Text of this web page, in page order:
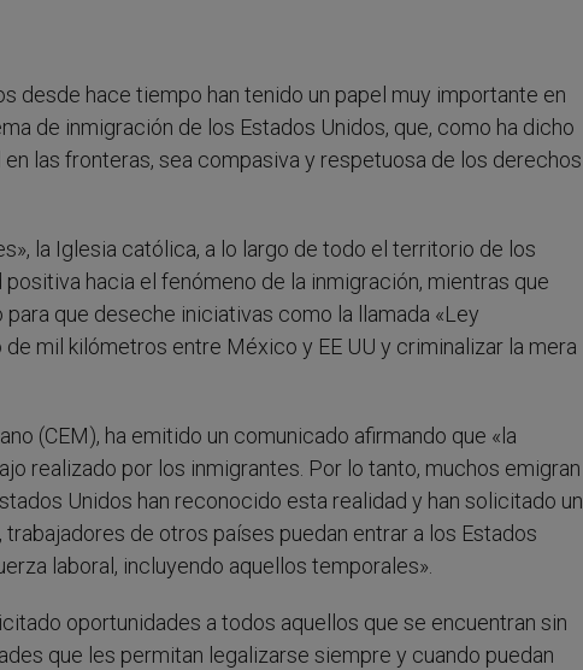
desde hace tiempo han tenido un papel muy importante en
de inmigración de los Estados Unidos, que, como ha dicho
las fronteras, sea compasiva y respetuosa de los derechos
la Iglesia católica, a lo largo de todo el territorio de los
hacia el fenómeno de la inmigración, mientras que
que deseche iniciativas como la llamada «Ley
mil kilómetros entre México y EE UU y criminalizar la mera
(CEM), ha emitido un comunicado afirmando que «la
realizado por los inmigrantes. Por lo tanto, muchos emigran
Unidos han reconocido esta realidad y han solicitado un
de otros países puedan entrar a los Estados
laboral, incluyendo aquellos temporales».
oportunidades a todos aquellos que se encuentran sin
que les permitan legalizarse siempre y cuando puedan